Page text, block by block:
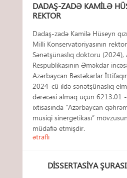
DADAŞ-ZADƏ KAMILƏ
REKTOR
Dadaş-zadə Kamilə Hüseyn
Milli Konservatoriyasının
Sənətşünaslıq doktoru (2024),
Respublikasının Əməkdar
Azərbaycan Bəstəkarlar
2024-cü ildə sənətşünaslıq
dərəcəsi almaq üçün 6213.01
ixtisasında “Azərbaycan
musiqi sinergetikası”
müdafiə etmişdir.
ətraflı
DISSERTASIYA